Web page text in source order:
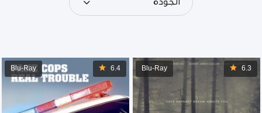
الجودة
6.3
Blu-Ray
6.4
Blu-Ray